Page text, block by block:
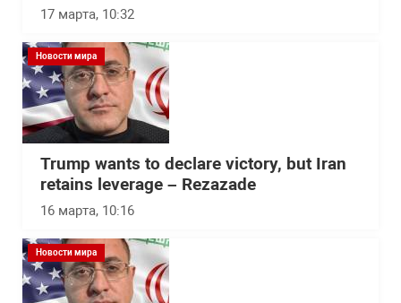
17 марта, 10:32
Новости мира
Trump wants to declare victory, but Iran
retains leverage – Rezazade
16 марта, 10:16
Новости мира